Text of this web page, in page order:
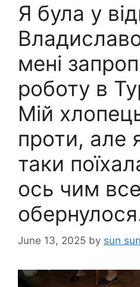
Я була у
мені
роботу в
Мій
проти, але
таки
ось чим все
June 13, 2025 by sun sun